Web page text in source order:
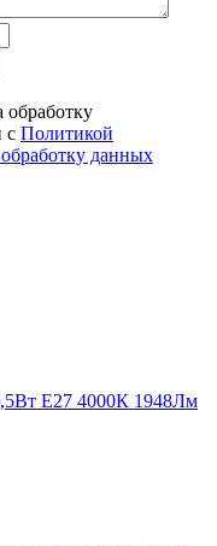
обработку
с Политикой
данных
Е27 4000К 1948Лм